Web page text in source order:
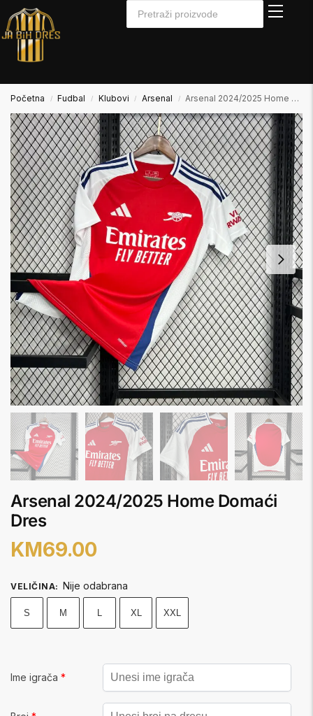
Početna / Fudbal / Klubovi / Arsenal / Arsenal 2024/2025 Home Domaći Dres
Arsenal 2024/2025 Home Domaći
Dres
KM69.00
VELIČINA: Nije odabrana
S M L XL XXL
Ime igrača *